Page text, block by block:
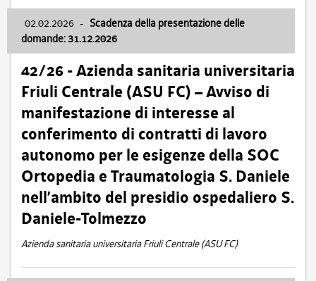
02.02.2026 - Scadenza della presentazione delle
domande: 31.12.2026
42/26 - Azienda sanitaria universitaria
Friuli Centrale (ASU FC) – Avviso di
manifestazione di interesse al
conferimento di contratti di lavoro
autonomo per le esigenze della SOC
Ortopedia e Traumatologia S. Daniele
nell’ambito del presidio ospedaliero S.
Daniele-Tolmezzo
Azienda sanitaria universitaria Friuli Centrale (ASU FC)